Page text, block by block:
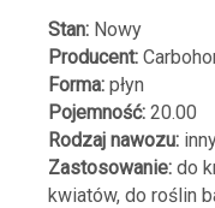
Stan: Nowy
Producent:
Forma: płyn
Pojemność: 20.00
Rodzaj nawozu:
Zastosowanie: do
kwiatów, do roślin